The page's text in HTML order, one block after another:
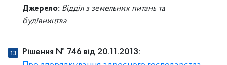
Джерело: Відділ з земельних питань та
будівництва
Рішення № 746 від 20.11.2013: